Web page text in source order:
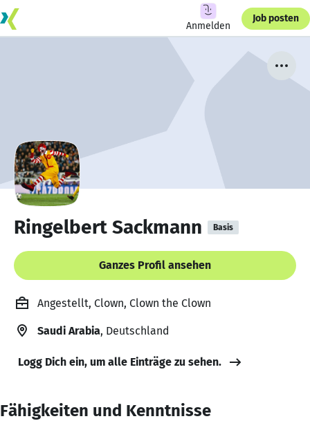
Anmelden
Job posten
Ringelbert Sackmann Basis
Ganzes Profil ansehen
Angestellt, Clown, Clown the Clown
Saudi Arabia, Deutschland
Logg Dich ein, um alle Einträge zu sehen.
Fähigkeiten und Kenntnisse